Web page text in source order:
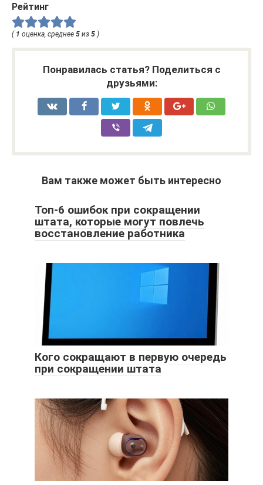
Рейтинг
( 1 оценка, среднее 5 из 5 )
Понравилась статья? Поделиться с
друзьями:
Вам также может быть интересно
Топ-6 ошибок при сокращении
штата, которые могут повлечь
восстановление работника
Кого сокращают в первую очередь
при сокращении штата